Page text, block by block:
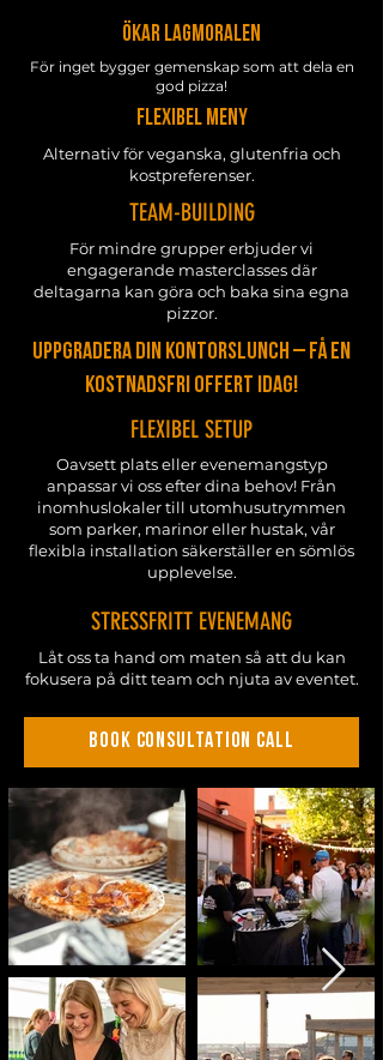
ÖKAR LAGMORALEN
För inget bygger gemenskap som att dela en
god pizza!
FLEXIBEL MENY
Alternativ för veganska, glutenfria och
kostpreferenser.
TEAM-BUILDING
För mindre grupper erbjuder vi
engagerande masterclasses där
deltagarna kan göra och baka sina egna
pizzor.
Uppgradera din kontorslunch – få en
kostnadsfri offert idag!
FLEXIBEL SETUP
Oavsett plats eller evenemangstyp
anpassar vi oss efter dina behov! Från
inomhuslokaler till utomhusutrymmen
som parker, marinor eller hustak, vår
flexibla installation säkerställer en sömlös
upplevelse.
STRESSFRITT EVENEMANG
Låt oss ta hand om maten så att du kan
fokusera på ditt team och njuta av eventet.
BOOK CONSULTATION CALL